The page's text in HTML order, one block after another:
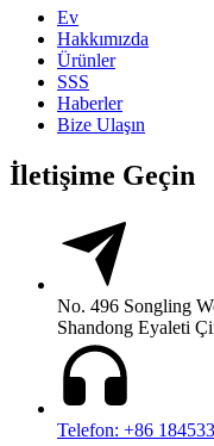
Ev
Hakkımızda
Ürünler
SSS
Haberler
Bize Ulaşın
İletişime Geçin
No. 496 Songling
Shandong Eyaleti
Telefon: +86